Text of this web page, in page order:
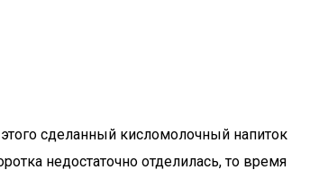
сделанный кисломолочный напиток
недостаточно отделилась, то время